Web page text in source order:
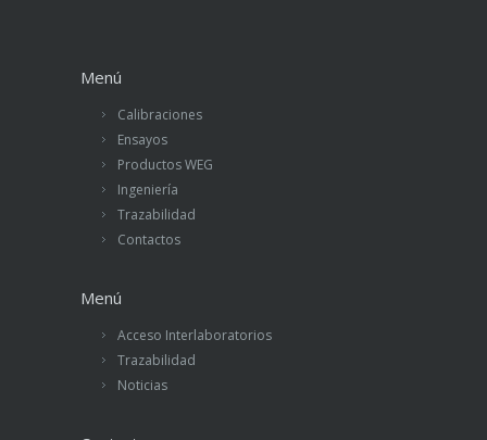
Menú
Calibraciones
Ensayos
Productos WEG
Ingeniería
Trazabilidad
Contactos
Menú
Acceso Interlaboratorios
Trazabilidad
Noticias